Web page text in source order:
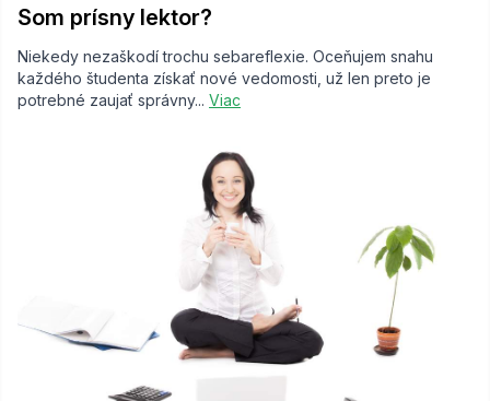
Som prísny lektor?
Niekedy nezaškodí trochu sebareflexie. Oceňujem snahu
každého študenta získať nové vedomosti, už len preto je
potrebné zaujať správny... Viac